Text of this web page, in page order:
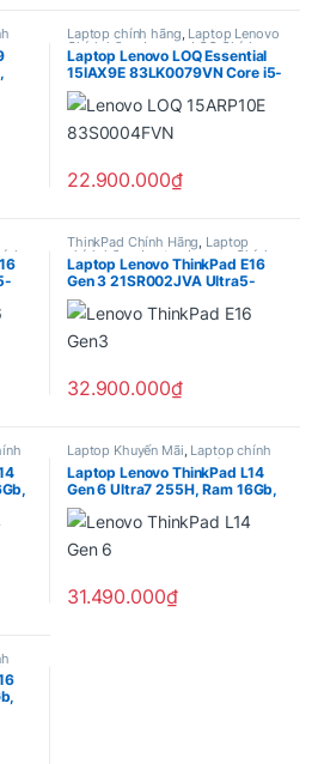
Laptop chính hãng, Laptop Lenovo
Chính hãng Lenovo LOQ Chính
hãng
Laptop Lenovo LOQ Essential
15IAX9E 83LK0079VN Core i5-
12450HX, Ram 16GB, SSD
512GB, Nvidia RTX 3050 6Gb,
15.6″ FHD 144hz, Win 11 Home
– 2 Year Premier support
22.900.000₫
ThinkPad Chính Hãng, Laptop
chính hãng Laptop Lenovo Chính
hãng
Laptop Lenovo ThinkPad E16
Gen 3 21SR002JVA Ultra5-
225U , Ram 16Gb , SSD 512Gb,
Intel Arc Graphics, 16.0”
WUXGA , 2 Year Premier
support
32.900.000₫
Laptop Khuyến Mãi, Laptop chính
hãng , Laptop Lenovo Chính hãng
Laptop Lenovo ThinkPad L14
Gen 6 Ultra7 255H, Ram 16Gb,
SSD 512Gb, Intel Arc Graphics,
14.0″ WUXGA, 2 Year Premier
support ( 21S60025VA )
31.490.000₫